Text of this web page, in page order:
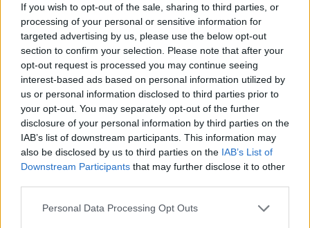
If you wish to opt-out of the sale, sharing to third parties, or
processing of your personal or sensitive information for
targeted advertising by us, please use the below opt-out
section to confirm your selection. Please note that after your
opt-out request is processed you may continue seeing
interest-based ads based on personal information utilized by
us or personal information disclosed to third parties prior to
your opt-out. You may separately opt-out of the further
disclosure of your personal information by third parties on the
IAB’s list of downstream participants. This information may
also be disclosed by us to third parties on the IAB’s List of
Downstream Participants that may further disclose it to other
Personal Data Processing Opt Outs
Οι InfernoBraveHeart προτείνουν την LG
OLED evo C6 για την απόλυτη gaming
εμπειρία
BY ΕΛΈΝΗ ΣΑΡΑΝΤΆΚΗ 28/07/2026
Τι χρειάζεται για να απογειωθεί μια gaming εμπειρία;
Γρήγορη απόκριση, ομαλή κίνηση, εντυπωσιακά γραφικά
και…